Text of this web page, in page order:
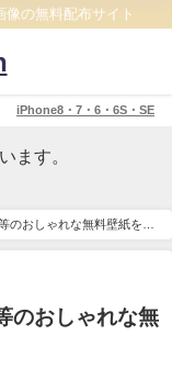
像の無料配布サイト
iPhone8・7・6・6S・SE
ます。
のおしゃれな無料壁紙を配
のおしゃれな無